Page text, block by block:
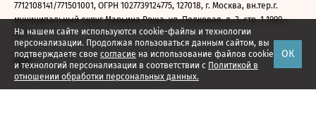
На нашем сайте используются cookie-файлы и технологии
персонализации. Продолжая пользоваться данным сайтом, вы
подтверждаете свое согласие на использование файлов cookie
и технологий персонализации в соответствии с Политикой в
отношении обработки персональных данных.
ОК
7712108141/771501001, ОГРН 1027739124775, 127018, г. Москва, вн.тер.г.
муниципальный округ Марьина Роща, ул. Полковая, д. 3, стр. 1 1999—
2026